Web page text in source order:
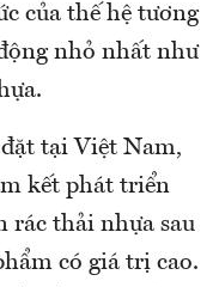
của thế hệ tương
nhỏ nhất như
tại Việt Nam,
kết phát triển
rác thải nhựa sau
có giá trị cao.